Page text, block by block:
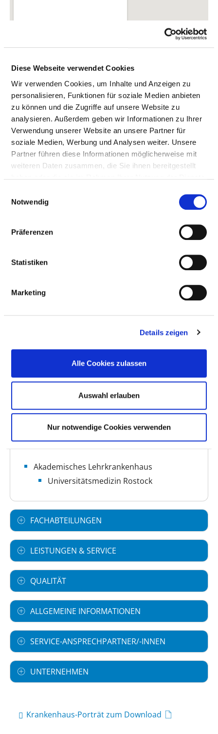
Diese Webseite verwendet Cookies
Wir verwenden Cookies, um Inhalte und Anzeigen zu
personalisieren, Funktionen für soziale Medien anbieten
zu können und die Zugriffe auf unsere Website zu
analysieren. Außerdem geben wir Informationen zu Ihrer
Verwendung unserer Website an unsere Partner für
soziale Medien, Werbung und Analysen weiter. Unsere
Partner führen diese Informationen möglicherweise mit
weiteren Daten zusammen, die Sie ihnen bereitgestellt
Notwendig
Präferenzen
Statistiken
Marketing
Details zeigen
Alle Cookies zulassen
Auswahl erlauben
Nur notwendige Cookies verwenden
Tel.:03821-700-0
http://www-bodden-kliniken.de
Anzahl der Fachabteilungen: 6
Krankenhausträger: Landkreis
Vorpommern-Rügen
Art des Trägers: öffentlich
Akademisches Lehrkrankenhaus
Universitätsmedizin Rostock
FACHABTEILUNGEN
LEISTUNGEN & SERVICE
QUALITÄT
ALLGEMEINE INFORMATIONEN
SERVICE-ANSPRECHPARTNER/-INNEN
UNTERNEHMEN
Krankenhaus-Porträt zum Download